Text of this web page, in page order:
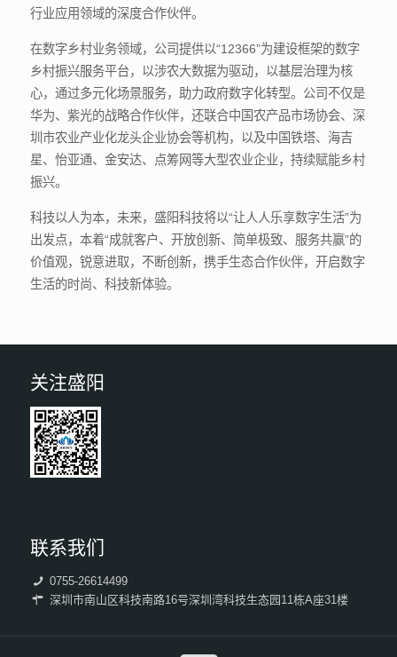
行业应用领域的深度合作伙伴。
在数字乡村业务领域，公司提供以“12366”为建设框架的数字
乡村振兴服务平台，以涉农大数据为驱动，以基层治理为核
心，通过多元化场景服务，助力政府数字化转型。公司不仅是
华为、紫光的战略合作伙伴，还联合中国农产品市场协会、深
圳市农业产业化龙头企业协会等机构，以及中国铁塔、海吉
星、怡亚通、金安达、点筹网等大型农业企业，持续赋能乡村
振兴。
科技以人为本，未来，盛阳科技将以“让人人乐享数字生活”为
出发点，本着“成就客户、开放创新、简单极致、服务共赢”的
价值观，锐意进取，不断创新，携手生态合作伙伴，开启数字
生活的时尚、科技新体验。
关注盛阳
联系我们
0755-26614499
深圳市南山区科技南路16号深圳湾科技生态园11栋A座31楼